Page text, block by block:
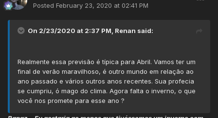
Posted February 23, 2020 at 02:41 PM
On 2/23/2020 at 2:37 PM, Renan said:
Realmente essa previsão é típica para Abril. Vamos ter um
final de verão maravilhoso, é outro mundo em relação ao
ano passado e vários outros anos recentes. Sua profecia
se cumpriu, ó mago do clima. Agora falta o inverno, o que
você nos promete para esse ano ?